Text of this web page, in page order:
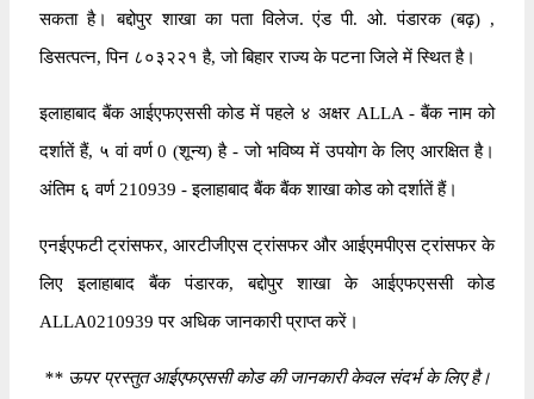
सकता है। बद्दोपुर शाखा का पता विलेज. एंड पी. ओ. पंडारक (बढ़) ,
डिसत्पत्न, पिन ८०३२२१ है, जो बिहार राज्य के पटना जिले में स्थित है।
इलाहाबाद बैंक आईएफएससी कोड में पहले ४ अक्षर ALLA - बैंक नाम को
दर्शातें हैं, ५ वां वर्ण 0 (शून्य) है - जो भविष्य में उपयोग के लिए आरक्षित है।
अंतिम ६ वर्ण 210939 - इलाहाबाद बैंक बैंक शाखा कोड को दर्शातें हैं।
एनईएफटी ट्रांसफर, आरटीजीएस ट्रांसफर और आईएमपीएस ट्रांसफर के
लिए इलाहाबाद बैंक पंडारक, बद्दोपुर शाखा के आईएफएससी कोड
ALLA0210939 पर अधिक जानकारी प्राप्त करें।
** ऊपर प्रस्तुत आईएफएससी कोड की जानकारी केवल संदर्भ के लिए है।